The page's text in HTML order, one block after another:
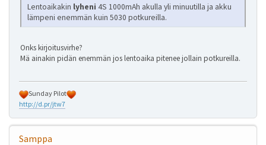
Lentoaikakin lyheni 4S 1000mAh akulla yli minuutilla ja akku
lämpeni enemmän kuin 5030 potkureilla.
Onks kirjoitusvirhe?
Mä ainakin pidän enemmän jos lentoaika pitenee jollain potkureilla.
Sunday Pilot
http://d.pr/jtw7
Samppa